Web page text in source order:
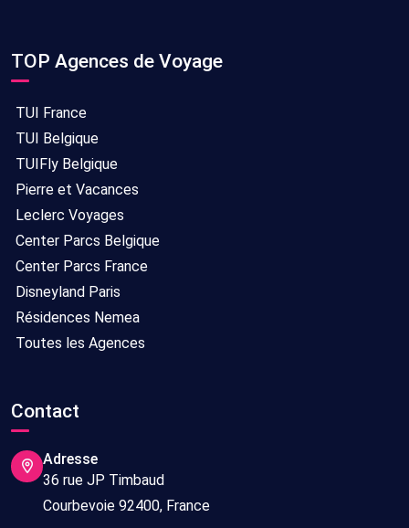
TOP Agences de Voyage
TUI France
TUI Belgique
TUIFly Belgique
Pierre et Vacances
Leclerc Voyages
Center Parcs Belgique
Center Parcs France
Disneyland Paris
Résidences Nemea
Toutes les Agences
Contact
Adresse
36 rue JP Timbaud
Courbevoie 92400, France